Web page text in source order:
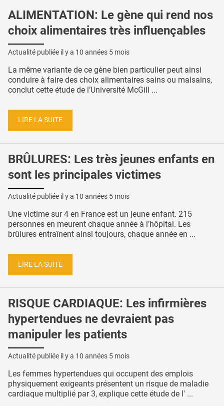
ALIMENTATION: Le gène qui rend nos
choix alimentaires très influençables
Actualité publiée il y a 10 années 5 mois
La même variante de ce gène bien particulier peut ainsi
conduire à faire des choix alimentaires sains ou malsains,
conclut cette étude de l’Université McGill ...
LIRE LA SUITE
BRÛLURES: Les très jeunes enfants en
sont les principales victimes
Actualité publiée il y a 10 années 5 mois
Une victime sur 4 en France est un jeune enfant. 215
personnes en meurent chaque année à l’hôpital. Les
brûlures entraînent ainsi toujours, chaque année en ...
LIRE LA SUITE
RISQUE CARDIAQUE: Les infirmières
hypertendues ne devraient pas
manipuler les patients
Actualité publiée il y a 10 années 5 mois
Les femmes hypertendues qui occupent des emplois
physiquement exigeants présentent un risque de maladie
cardiaque multiplié par 3, explique cette étude de l' ...